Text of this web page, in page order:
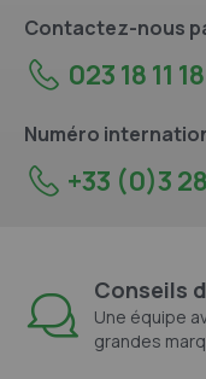
Contactez-nous
023 18 11 18
Numéro
+33 (0)3
Conseils
Une équipe
grandes